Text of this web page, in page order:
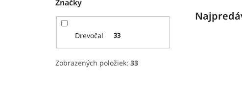
Značky
Drevočal 33
Zobrazených položiek: 33